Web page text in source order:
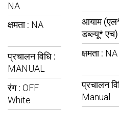
NA
क्षमता : NA
प्रचालन विधि :
MANUAL
रंग : OFF
White
आयाम
डब्ल्यू*
क्षमता : NA
प्रचालन
Manual